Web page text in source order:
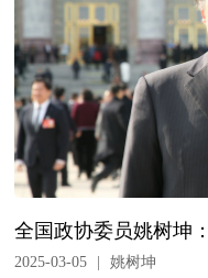
全国政协委员姚树坤
2025-03-05
姚树坤